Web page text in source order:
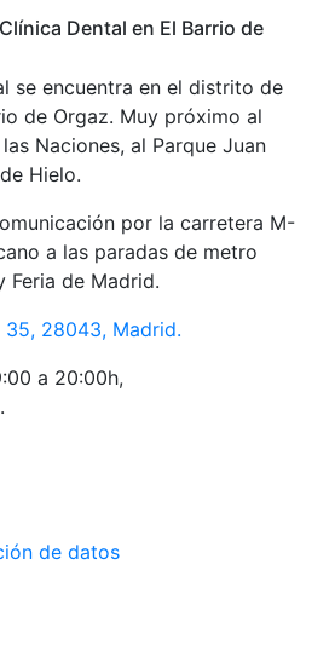
Dental en El Barrio de
se encuentra en el distrito de
de Orgaz. Muy próximo al
Naciones, al Parque Juan
Hielo.
por la carretera M-
a las paradas de metro
Feria de Madrid.
35, 28043, Madrid.
a 20:00h,
de datos